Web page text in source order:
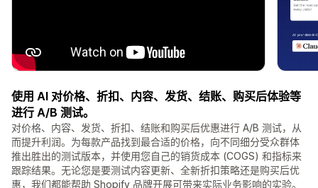
使用 AI 对价格、折扣、内容、发货、结账、购买后体验等
进行 A/B 测试。
对价格、内容、发货、折扣、结账和购买后优惠进行 A/B 测试，从
而提升利润。为每款产品找到最合适的价格，向不同细分受众群体
推出胜出的测试版本，并使用您自己的销货成本 (COGS) 和指标来
跟踪结果。无论您是要测试内容更新、全新折扣策略还是购买后优
惠，我们都能帮助 Shopify 品牌开展可带来实际业务影响的实验。